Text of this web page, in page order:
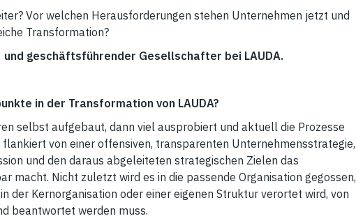
Vor welchen Herausforderungen stehen Unternehmen jetzt und
Transformation?
und geschäftsführender Gesellschafter bei LAUDA.
in der Transformation von LAUDA?
selbst aufgebaut, dann viel ausprobiert und aktuell die Prozesse
von einer offensiven, transparenten Unternehmensstrategie,
und den daraus abgeleiteten strategischen Zielen das
macht. Nicht zuletzt wird es in die passende Organisation gegossen,
der Kernorganisation oder einer eigenen Struktur verortet wird, von
beantwortet werden muss.